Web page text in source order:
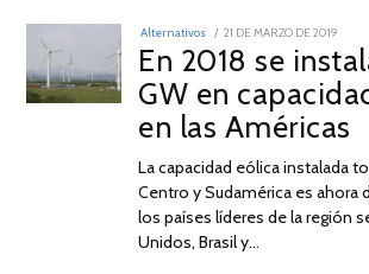
Alternativos
POSTED
ON
21 DE MARZO DE 2019
DE
2019
En 2018 se
GW en
en las Américas
La capacidad eólica instalada
Centro y Sudamérica es ahora
los países líderes de la región
Unidos, Brasil y…